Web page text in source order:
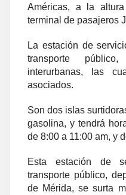
Américas, a la
terminal de pasajeros
La estación de
transporte
interurbanas, las
asociados.
Son dos islas
gasolina, y tendrá
de 8:00 a 11:00 am, y
Esta estación de
transporte público,
de Mérida, se surta